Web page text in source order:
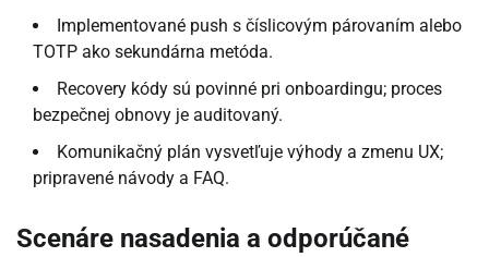
Implementované push s číslicovým párovaním alebo
TOTP ako sekundárna metóda.
Recovery kódy sú povinné pri onboardingu; proces
bezpečnej obnovy je auditovaný.
Komunikačný plán vysvetľuje výhody a zmenu UX;
pripravené návody a FAQ.
Scenáre nasadenia a odporúčané